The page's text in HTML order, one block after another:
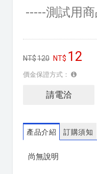
-----測試用
120 12
價金保證方式：
請電洽
產品介紹 訂購須知
尚無說明